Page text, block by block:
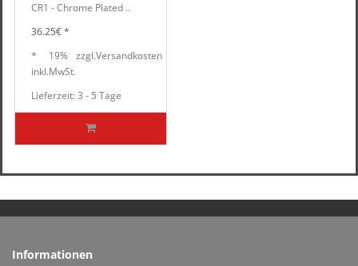
CR1 - Chrome Plated ..
36.25€ *
*
inkl.
19%
MwSt.
zzgl.Versandkosten
Lieferzeit: 3 - 5 Tage
Informationen